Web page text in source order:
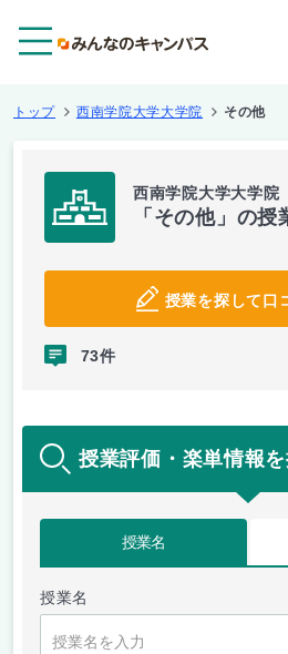
トップ 西南学院大学大学院 その他
西南学院大学大学院
「その他」の
授業を探して口
73件
授業評価・楽単情報
授業名
授業名